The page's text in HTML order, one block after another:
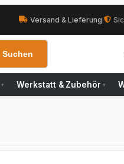
Versand & Lieferung
Suchen
▾ Werkstatt & Zubehör ▾